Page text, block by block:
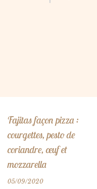
Fajitas façon pizza :
courgettes, pesto de
coriandre, œuf et
mozzarella
05/09/2020